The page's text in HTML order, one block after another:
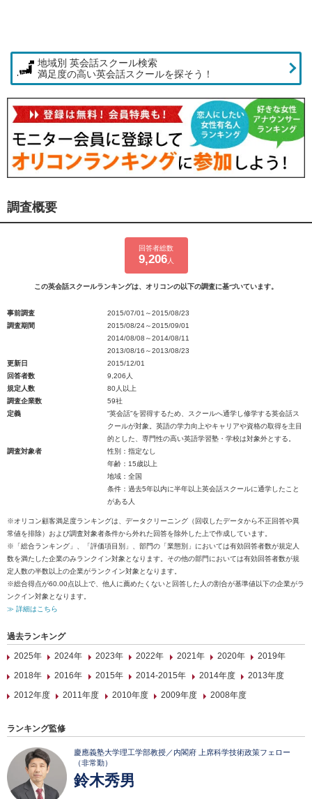
地域別 英会話スクール検索
満足度の高い英会話スクールを探そう！
調査概要
回答者総数
9,206人
この英会話スクールランキングは、オリコンの以下の調査に基づいています。
事前調査
2015/07/01～2015/08/23
調査期間
2015/08/24～2015/09/01
2014/08/08～2014/08/11
2013/08/16～2013/08/23
更新日
2015/12/01
回答者数
9,206人
規定人数
80人以上
調査企業数
59社
定義
“英会話”を習得するため、スクールへ通学し修学する英会話ス
クールが対象。英語の学力向上やキャリアや資格の取得を主目
的とした、専門性の高い英語学習塾・学校は対象外とする。
調査対象者
性別：指定なし
年齢：15歳以上
地域：全国
条件：過去5年以内に半年以上英会話スクールに通学したこと
がある人
※オリコン顧客満足度ランキングは、データクリーニング（回収したデータから不正回答や異
常値を排除）および調査対象者条件から外れた回答を除外した上で作成しています。
※「総合ランキング」、「評価項目別」、部門の「業態別」においては有効回答者数が規定人
数を満たした企業のみランクイン対象となります。その他の部門においては有効回答者数が規
定人数の半数以上の企業がランクイン対象となります。
※総合得点が60.00点以上で、他人に薦めたくないと回答した人の割合が基準値以下の企業がラ
ンクイン対象となります。
≫ 詳細はこちら
過去ランキング
2025年
2024年 2023年 2022年 2021年 2020年
2019年
2018年
2016年 2015年 2014-2015年 2014年度
2013年度
2012年度
2011年度 2010年度 2009年度 2008年度
ランキング監修
慶應義塾大学理工学部教授／内閣府 上席科学技術政策フェロー
（非常勤）
鈴木秀男